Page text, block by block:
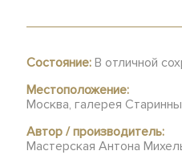
Состояние: В отличной
Местоположение:
Москва, галерея
Автор / производитель:
Мастерская Антона